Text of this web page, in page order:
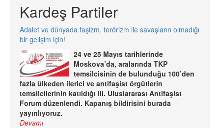
Kardeş Partiler
Adalet ve dünyada faşizm, terörizm ile savaşların olmadığı
bir gelişim için!
24 ve 25 Mayıs tarihlerinde
Moskova’da, aralarında TKP
temsilcisinin de bulunduğu 100’den
fazla ülkeden ilerici ve antifaşist örgütlerin
temsilcilerinin katıldığı III. Uluslararası Antifaşist
Forum düzenlendi. Kapanış bildirisini burada
yayınlıyoruz.
Devamı